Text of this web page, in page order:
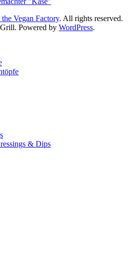
Vegan Factory. All rights reserved.
Powered by WordPress.
& Dips